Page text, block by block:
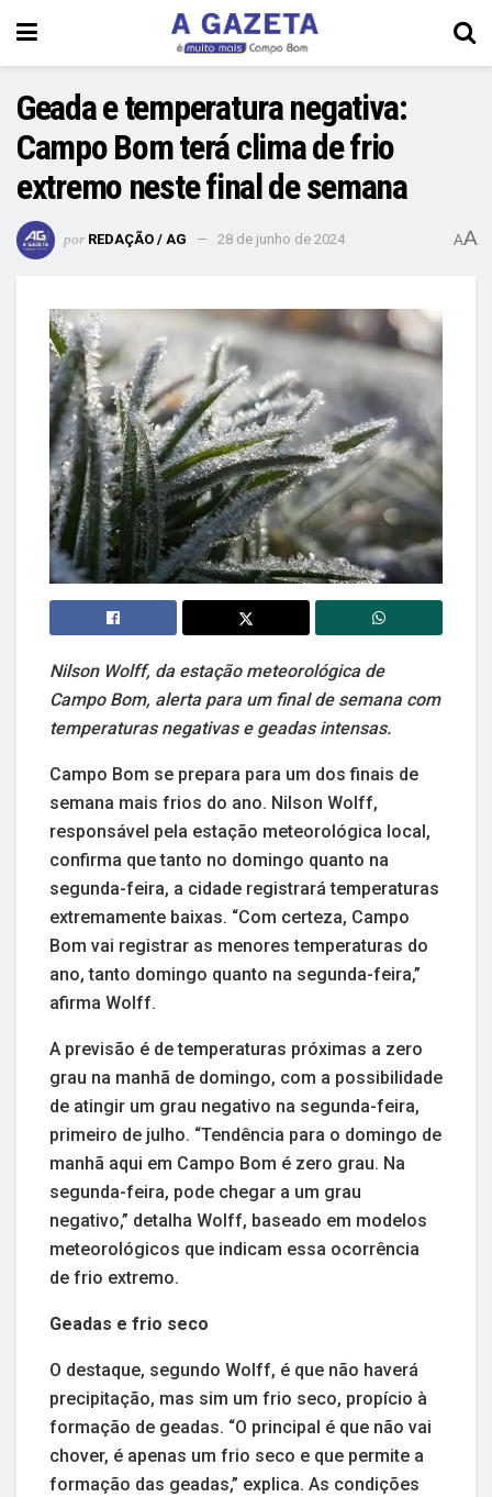
Geada e temperatura negativa:
Campo Bom terá clima de frio
extremo neste final de semana
por REDAÇÃO / AG 28 de junho de 2024 AA
Nilson Wolff, da estação meteorológica de
Campo Bom, alerta para um final de semana com
temperaturas negativas e geadas intensas.
Campo Bom se prepara para um dos finais de
semana mais frios do ano. Nilson Wolff,
responsável pela estação meteorológica local,
confirma que tanto no domingo quanto na
segunda-feira, a cidade registrará temperaturas
extremamente baixas. “Com certeza, Campo
Bom vai registrar as menores temperaturas do
ano, tanto domingo quanto na segunda-feira,”
afirma Wolff.
A previsão é de temperaturas próximas a zero
grau na manhã de domingo, com a possibilidade
de atingir um grau negativo na segunda-feira,
primeiro de julho. “Tendência para o domingo de
manhã aqui em Campo Bom é zero grau. Na
segunda-feira, pode chegar a um grau
negativo,” detalha Wolff, baseado em modelos
meteorológicos que indicam essa ocorrência
de frio extremo.
Geadas e frio seco
O destaque, segundo Wolff, é que não haverá
precipitação, mas sim um frio seco, propício à
formação de geadas. “O principal é que não vai
chover, é apenas um frio seco e que permite a
formação das geadas,” explica. As condições